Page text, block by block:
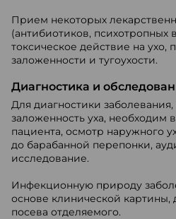
Прием некоторых
(антибиотиков, психотропных
токсическое действие на ухо,
заложенности и тугоухости.
Диагностика и
Для диагностики
заложенность уха, необходим
пациента, осмотр наружного
до барабанной перепонки,
исследование.
Инфекционную природу
основе клинической картины,
посева отделяемого.